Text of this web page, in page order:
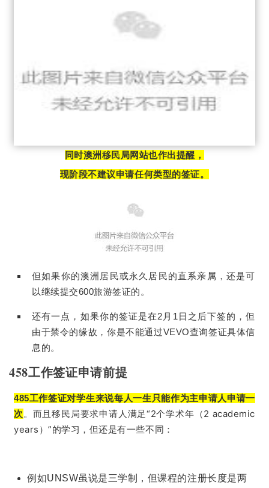
同时澳洲移民局网站也作出提醒，
现阶段不建议申请任何类型的签证。
但如果你的澳洲居民或永久居民的直系亲属，还是可
以继续提交600旅游签证的。
还有一点，如果你的签证是在2月1日之后下签的，但
由于禁令的缘故，你是不能通过VEVO查询签证具体信
息的。
458工作签证申请前提
485工作签证对学生来说每人一生只能作为主申请人申请一
次 。而且移民局要求申请人满足“2个学术年（2 academic
years）”的学习，但还是有一些不同：
例如UNSW虽说是三学制，但课程的注册长度是两